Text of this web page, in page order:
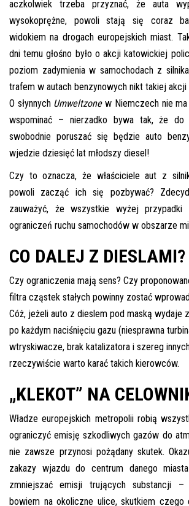
Referencje
Blog
Cennik
Kontakt
Zamów inspekcję
505
483
kontakt@auto-
inspekcje.pl
600
Radom,
Woj.
Mazowieckie
aczkolwiek trzeba przyznać, że auta
wysokoprężne, powoli stają się coraz
widokiem na drogach europejskich miast.
dni temu głośno było o akcji katowickiej
poziom zadymienia w samochodach z
trafem w autach benzynowych nikt takiej akcji
O słynnych Umweltzonew Niemczech nie
wspominać – nierzadko bywa tak, że
swobodnie poruszać się będzie auto
wjedzie dziesięć lat młodszy diesel!
Czy to oznacza, że właściciele aut z
powoli zacząć ich się pozbywać?
zauważyć, że wszystkie wyżej
ograniczeń ruchu samochodów w obszarze
CO DALEJ Z DIESLAMI?
Czy ograniczenia mają sens? Czy
filtra cząstek stałych powinny zostać
Cóż, jeżeli auto z dieslem pod maską wydaje
po każdym naciśnięciu gazu (niesprawna
wtryskiwacze, brak katalizatora i szereg
rzeczywiście warto karać takich kierowców.
„KLEKOT” NA
Władze europejskich metropolii robią
ograniczyć emisję szkodliwych gazów do
nie zawsze przynosi pożądany skutek.
zakazy wjazdu do centrum danego
zmniejszać emisji trujących substancji
bowiem na okoliczne ulice, skutkiem czego